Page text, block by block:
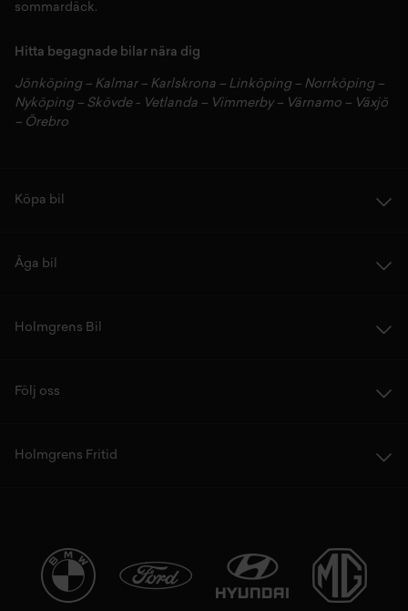
sommardäck.
Hitta begagnade bilar nära dig
Jönköping– Kalmar – Karlskrona – Linköping– Norrköping–
Nyköping– Skövde- Vetlanda – Vimmerby– Värnamo – Växjö
– Örebro
Köpa bil
Äga bil
Holmgrens Bil
Följ oss
Holmgrens Fritid